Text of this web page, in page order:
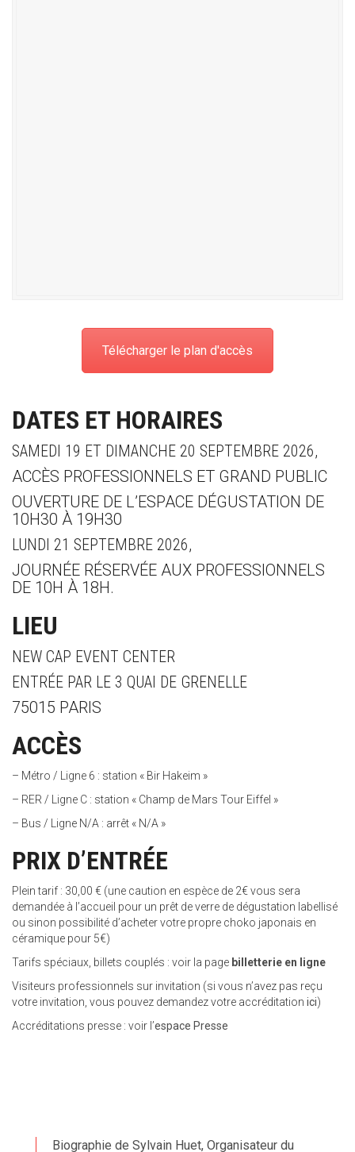
Télécharger le plan d'accès
DATES ET HORAIRES
SAMEDI 19 ET DIMANCHE 20 SEPTEMBRE 2026,
ACCÈS PROFESSIONNELS ET GRAND PUBLIC
OUVERTURE DE L’ESPACE DÉGUSTATION DE
10H30 À 19H30
LUNDI 21 SEPTEMBRE 2026,
JOURNÉE RÉSERVÉE AUX PROFESSIONNELS
DE 10H À 18H.
LIEU
NEW CAP EVENT CENTER
ENTRÉE PAR LE 3 QUAI DE GRENELLE
75015 PARIS
ACCÈS
– Métro / Ligne 6 : station « Bir Hakeim »
– RER / Ligne C : station « Champ de Mars Tour Eiffel »
– Bus / Ligne N/A : arrêt « N/A »
PRIX D’ENTRÉE
Plein tarif : 30,00 € (une caution en espèce de 2€ vous sera
demandée à l’accueil pour un prêt de verre de dégustation labellisé
ou sinon possibilité d’acheter votre propre choko japonais en
céramique pour 5€)
Tarifs spéciaux, billets couplés : voir la page billetterie en ligne
Visiteurs professionnels sur invitation (si vous n’avez pas reçu
votre invitation, vous pouvez demandez votre accréditation ici)
Accréditations presse : voir l’espace Presse
Biographie de Sylvain Huet, Organisateur du